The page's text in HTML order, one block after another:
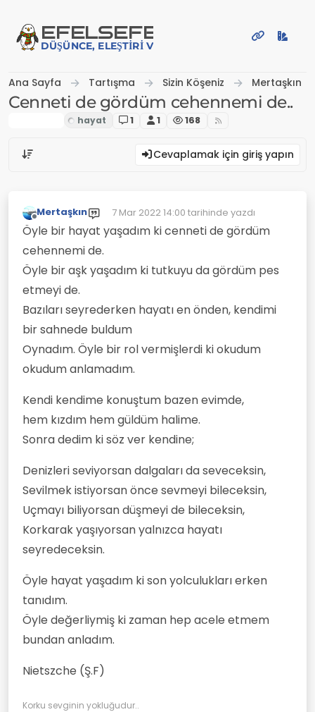
EFELSEFE
DÜŞÜNCE, ELEŞTIRI VE PAYLAŞIM PLATFORMU
Ana Sayfa Tartışma Sizin Köşeniz Mertaşkın
Cenneti de gördüm cehennemi de..
1 1 168
Cevaplamak için giriş yapın
Çevrimdışı
Mertaşkın 7 Mar 2022 14:00 tarihinde yazdı
Son düzenleyen:
Öyle bir hayat yaşadım ki cenneti de gördüm
cehennemi de.
Öyle bir aşk yaşadım ki tutkuyu da gördüm pes
etmeyi de.
Bazıları seyrederken hayatı en önden, kendimi
bir sahnede buldum
Oynadım. Öyle bir rol vermişlerdi ki okudum
okudum anlamadım.
Kendi kendime konuştum bazen evimde,
hem kızdım hem güldüm halime.
Sonra dedim ki söz ver kendine;
Denizleri seviyorsan dalgaları da seveceksin,
Sevilmek istiyorsan önce sevmeyi bileceksin,
Uçmayı biliyorsan düşmeyi de bileceksin,
Korkarak yaşıyorsan yalnızca hayatı
seyredeceksin.
Öyle hayat yaşadım ki son yolculukları erken
tanıdım.
Öyle değerliymiş ki zaman hep acele etmem
bundan anladım.
Nietszche (Ş.F)
Korku sevginin yokluğudur..